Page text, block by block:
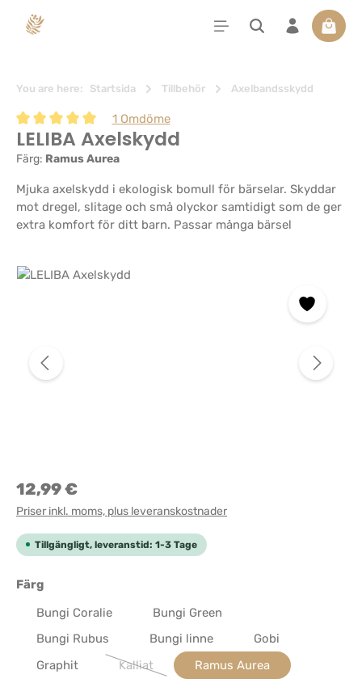
You are here: Startsida Tillbehör Axelbandsskydd
Genomsnittligt betyg på 5 av 5 stjärnor
1 Omdöme
LELIBA Axelskydd
Färg: Ramus Aurea
Mjuka axelskydd i ekologisk bomull för bärselar. Skyddar
mot dregel, slitage och små olyckor samtidigt som de ger
extra komfort för ditt barn. Passar många bärsel
Hoppa över bildgalleri
12,99 €
Priser inkl. moms, plus leveranskostnader
Tillgängligt, leveranstid: 1-3 Tage
Välj
Färg
Bungi Coralie
Bungi Green
Bungi Rubus
Bungi linne
Gobi
Graphit
Kalliat
(Det här alternativet är för närvarande inte
Ramus Aurea